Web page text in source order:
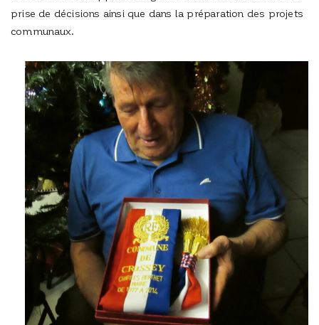
prise de décisions ainsi que dans la préparation des projets
communaux.